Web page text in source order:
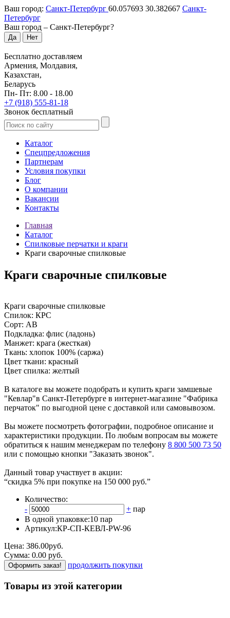
Ваш город: Санкт-Петербург 60.057693 30.382667 Санкт-
Петербург
Ваш город – Санкт-Петербург?
Да Нет
Бесплатно доставляем
Армения, Молдавия,
Казахстан,
Беларусь
Пн- Пт: 8.00 - 18.00
+7 (918) 555-81-18
Звонок бесплатный
Каталог
Спецпредложения
Партнерам
Условия покупки
Блог
О компании
Вакансии
Контакты
Главная
Каталог
Cпилковые перчатки и краги
Краги сварочные спилковые
Краги сварочные спилковые
Краги сварочные спилковые
Спилок: КРС
Сорт: АВ
Подкладка: флис (ладонь)
Манжет: крага (жесткая)
Ткань: хлопок 100% (саржа)
Цвет ткани: красный
Цвет спилка: желтый
В каталоге вы можете подобрать и купить краги замшевые
"Кевлар"в Санкт-Петербурге в интернет-магазине "Фабрика
перчаток" по выгодной цене с доставкой или самовывозом.
Вы можете посмотреть фотографии, подробное описание и
характеристики продукции. По любым вопросам вы можете
обратиться к нашим менеджерам по телефону 8 800 500 73 50
или с помощью кнопки "Заказать звонок".
Данный товар участвует в акции:
“скидка 5% при покупке на 150 000 руб.”
Количество:
-
+ пар
В одной упаковке:10 пар
Артикул:КР-СП-КЕВЛ-PW-96
Цена: 386.00руб.
Сумма: 0.00 руб.
Оформить заказ! продолжить покупки
Товары из этой категории